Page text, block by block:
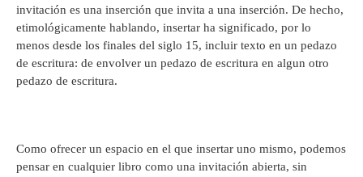
invitación es una inserción que invita a una inserción. De hecho,
etimológicamente hablando, insertar ha significado, por lo
menos desde los finales del siglo 15, incluir texto en un pedazo
de escritura: de envolver un pedazo de escritura en algun otro
pedazo de escritura.
Como ofrecer un espacio en el que insertar uno mismo, podemos
pensar en cualquier libro como una invitación abierta, sin